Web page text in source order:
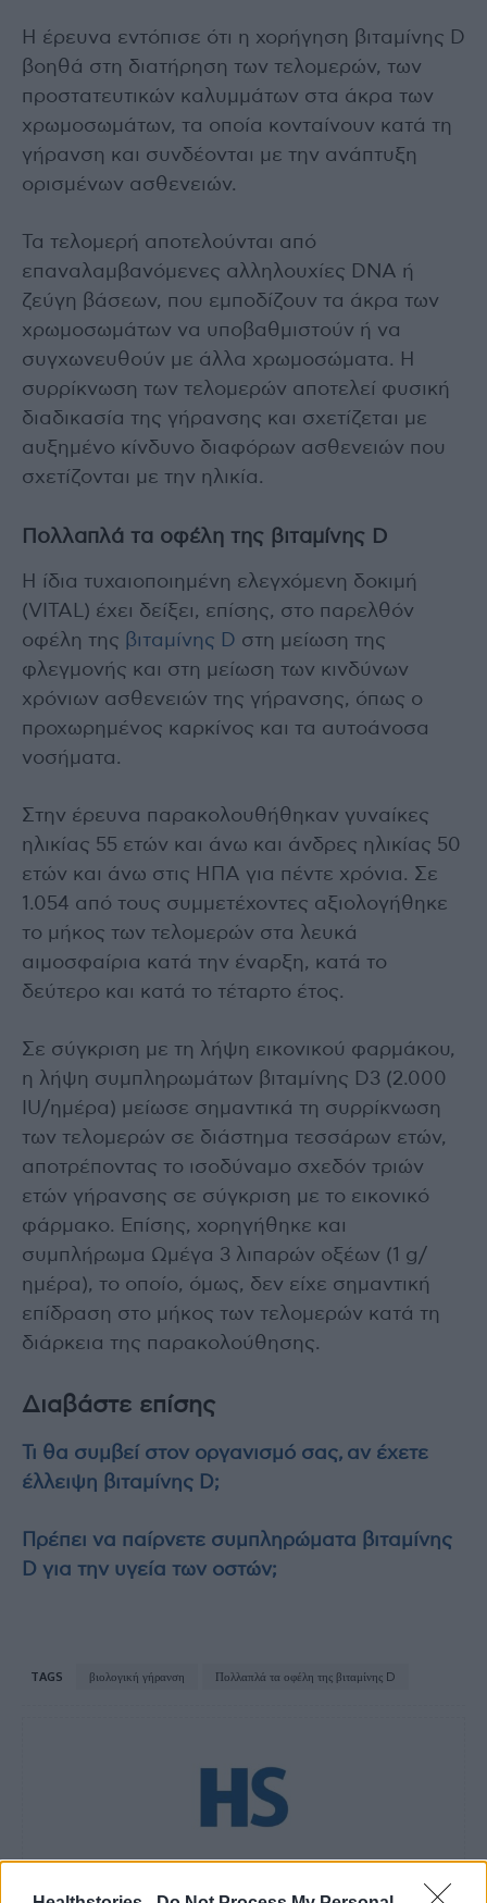
Η έρευνα εντόπισε ότι η χορήγηση βιταμίνης D
βοηθά στη διατήρηση των τελομερών, των
προστατευτικών καλυμμάτων στα άκρα των
χρωμοσωμάτων, τα οποία κονταίνουν κατά τη
γήρανση και συνδέονται με την ανάπτυξη
ορισμένων ασθενειών.
Τα τελομερή αποτελούνται από
επαναλαμβανόμενες αλληλουχίες DNA ή
ζεύγη βάσεων, που εμποδίζουν τα άκρα των
χρωμοσωμάτων να υποβαθμιστούν ή να
συγχωνευθούν με άλλα χρωμοσώματα. Η
συρρίκνωση των τελομερών αποτελεί φυσική
διαδικασία της γήρανσης και σχετίζεται με
αυξημένο κίνδυνο διαφόρων ασθενειών που
σχετίζονται με την ηλικία.
Πολλαπλά τα οφέλη της βιταμίνης D
Η ίδια τυχαιοποιημένη ελεγχόμενη δοκιμή
(VITAL) έχει δείξει, επίσης, στο παρελθόν
οφέλη της βιταμίνης D στη μείωση της
φλεγμονής και στη μείωση των κινδύνων
χρόνιων ασθενειών της γήρανσης, όπως ο
προχωρημένος καρκίνος και τα αυτοάνοσα
νοσήματα.
Στην έρευνα παρακολουθήθηκαν γυναίκες
ηλικίας 55 ετών και άνω και άνδρες ηλικίας 50
ετών και άνω στις ΗΠΑ για πέντε χρόνια. Σε
1.054 από τους συμμετέχοντες αξιολογήθηκε
το μήκος των τελομερών στα λευκά
αιμοσφαίρια κατά την έναρξη, κατά το
δεύτερο και κατά το τέταρτο έτος.
Σε σύγκριση με τη λήψη εικονικού φαρμάκου,
η λήψη συμπληρωμάτων βιταμίνης D3 (2.000
IU/ημέρα) μείωσε σημαντικά τη συρρίκνωση
των τελομερών σε διάστημα τεσσάρων ετών,
αποτρέποντας το ισοδύναμο σχεδόν τριών
ετών γήρανσης σε σύγκριση με το εικονικό
φάρμακο. Επίσης, χορηγήθηκε και
συμπλήρωμα Ωμέγα 3 λιπαρών οξέων (1 g/
ημέρα), το οποίο, όμως, δεν είχε σημαντική
επίδραση στο μήκος των τελομερών κατά τη
διάρκεια της παρακολούθησης.
Διαβάστε επίσης
Τι θα συμβεί στον οργανισμό σας, αν έχετε
έλλειψη βιταμίνης D;
Πρέπει να παίρνετε συμπληρώματα βιταμίνης
D για την υγεία των οστών;
TAGS βιολογική γήρανση Πολλαπλά τα οφέλη της βιταμίνης D